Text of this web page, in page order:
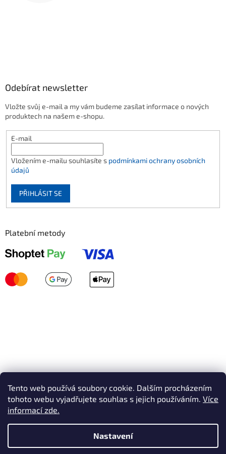
Tento web používá soubory cookie. Dalším procházením
tohoto webu vyjadřujete souhlas s jejich používáním. Více
informací zde.
Nastavení
Odebírat newsletter
Vložte svůj e-mail a my vám budeme zasílat informace o nových
produktech na našem e-shopu.
E-mail
Vložením e-mailu souhlasíte s podmínkami ochrany osobních
údajů
PŘIHLÁSIT SE
Platební metody
Vytvořil Shoptet